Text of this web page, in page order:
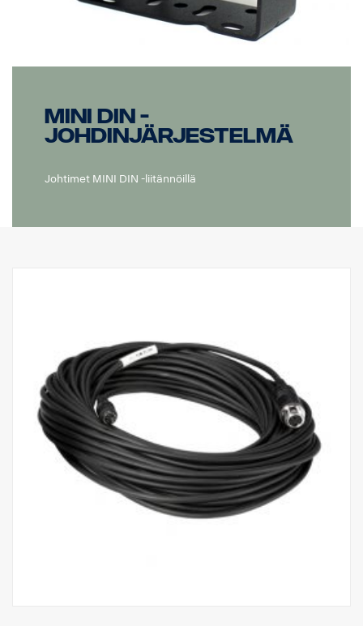
MINI DIN -
johdinjärjestelmä
Johtimet MINI DIN -liitännöillä